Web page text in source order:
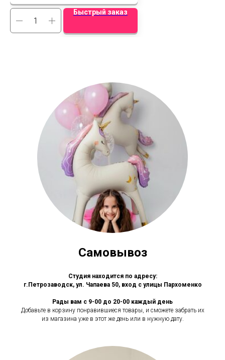
Быстрый заказ
Самовывоз
Студия находится по адресу:
г.Петрозаводск, ул. Чапаева 50, вход с улицы Пархоменко
Рады вам с 9-00 до 20-00 каждый день
Добавьте в корзину понравившиеся товары, и сможете забрать их
из магазина уже в этот же день или в нужную дату.